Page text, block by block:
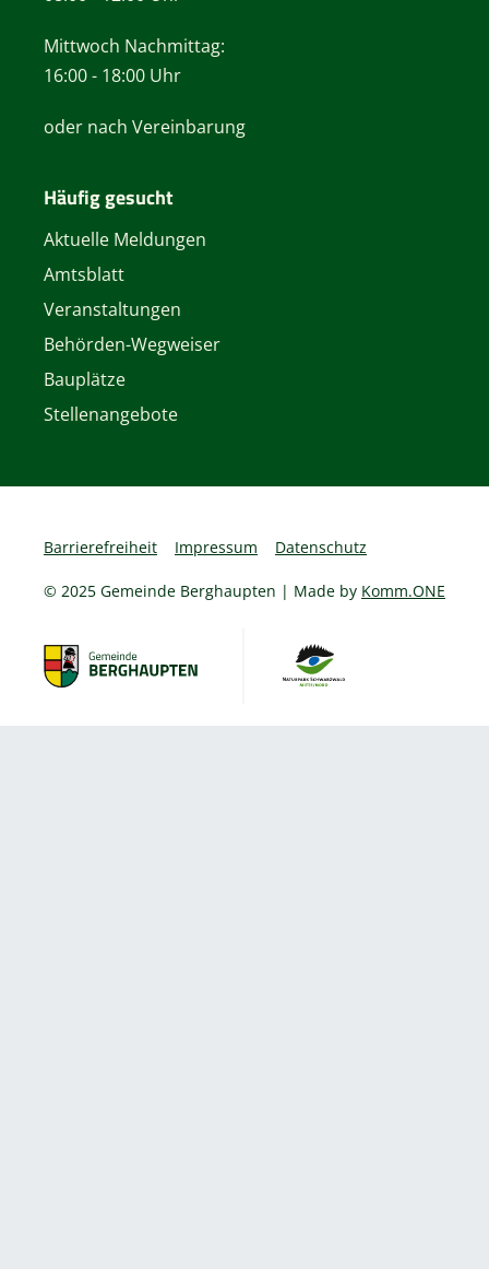
Mittwoch Nachmittag:
16:00 - 18:00 Uhr
oder nach Vereinbarung
Häufig gesucht
Aktuelle Meldungen
Amtsblatt
Veranstaltungen
Behörden-Wegweiser
Bauplätze
Stellenangebote
Barrierefreiheit Impressum Datenschutz
© 2025 Gemeinde Berghaupten | Made by Komm.ONE